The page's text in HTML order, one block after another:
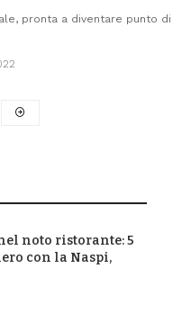
pronta a diventare punto di
noto ristorante: 5
con la Naspi,